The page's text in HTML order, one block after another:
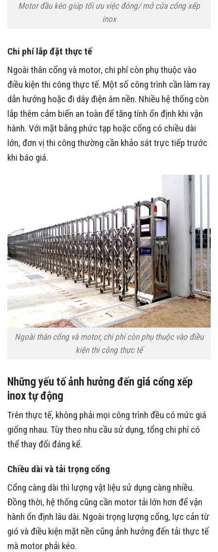
Motor đầu kéo giúp tối ưu việc đóng/ mở cửa cổng xếp
inox
Chi phí lắp đặt thực tế
Ngoài thân cổng và motor, chi phí còn phụ thuộc vào
điều kiện thi công thực tế. Một số công trình cần làm ray
dẫn hướng hoặc đi dây điện âm nền. Nhiều hệ thống còn
lắp thêm cảm biến an toàn để tăng tính ổn định khi vận
hành. Với mặt bằng phức tạp hoặc cổng có chiều dài
lớn, đơn vị thi công thường cần khảo sát trực tiếp trước
khi báo giá.
Ngoài thân cổng và motor, chi phí còn phụ thuộc vào điều
kiện thi công thực tế
Những yếu tố ảnh hưởng đến giá cổng xếp
inox tự động
Trên thực tế, không phải mọi công trình đều có mức giá
giống nhau. Tùy theo nhu cầu sử dụng, tổng chi phí có
thể thay đổi đáng kể.
Chiều dài và tải trọng cổng
Cổng càng dài thì lượng vật liệu sử dụng càng nhiều.
Đồng thời, hệ thống cũng cần motor tải lớn hơn để vận
hành ổn định lâu dài. Ngoài trọng lượng cổng, lực cản từ
gió và điều kiện mặt nền cũng ảnh hưởng đến tải thực tế
mà motor phải kéo.